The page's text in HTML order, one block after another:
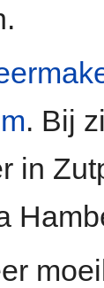
. Bij
in